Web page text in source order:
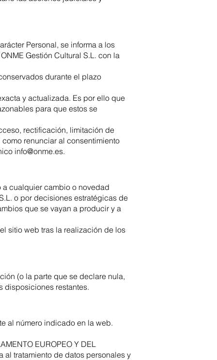
Personal, se informa a los
Gestión Cultural S.L. con la
durante el plazo
y actualizada. Es por ello que
para que estos se
rectificación, limitación de
renunciar al consentimiento
info@onme.es.
a cualquier cambio o novedad
o por decisiones estratégicas de
que se vayan a producir y a
sitio web tras la realización de los
(o la parte que se declare nula,
disposiciones restantes.
al número indicado en la web.
EUROPEO Y DEL
al tratamiento de datos personales y